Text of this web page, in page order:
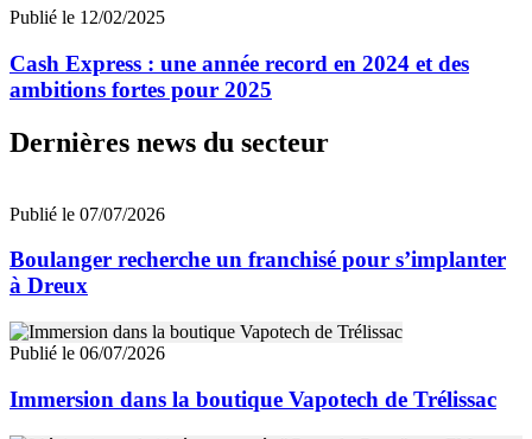
Publié le 12/02/2025
Cash Express : une année record en 2024 et des
ambitions fortes pour 2025
Dernières news du secteur
Publié le 07/07/2026
Boulanger recherche un franchisé pour s’implanter
à Dreux
Publié le 06/07/2026
Immersion dans la boutique Vapotech de Trélissac